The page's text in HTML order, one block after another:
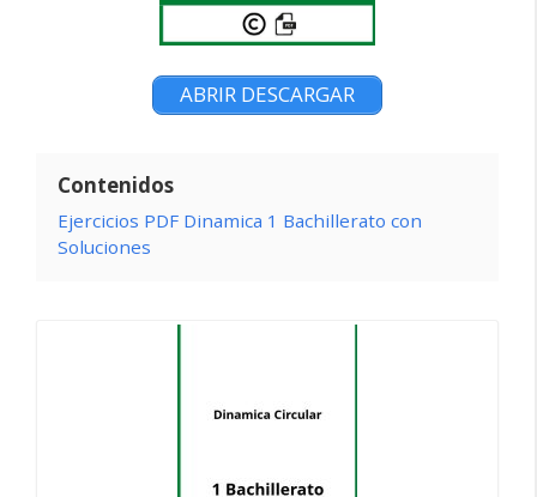
ABRIR DESCARGAR
Contenidos
Ejercicios PDF Dinamica 1 Bachillerato con
Soluciones